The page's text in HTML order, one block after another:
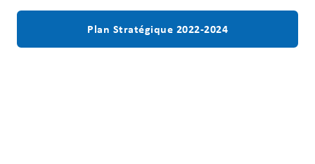
Plan Stratégique 2022-2024